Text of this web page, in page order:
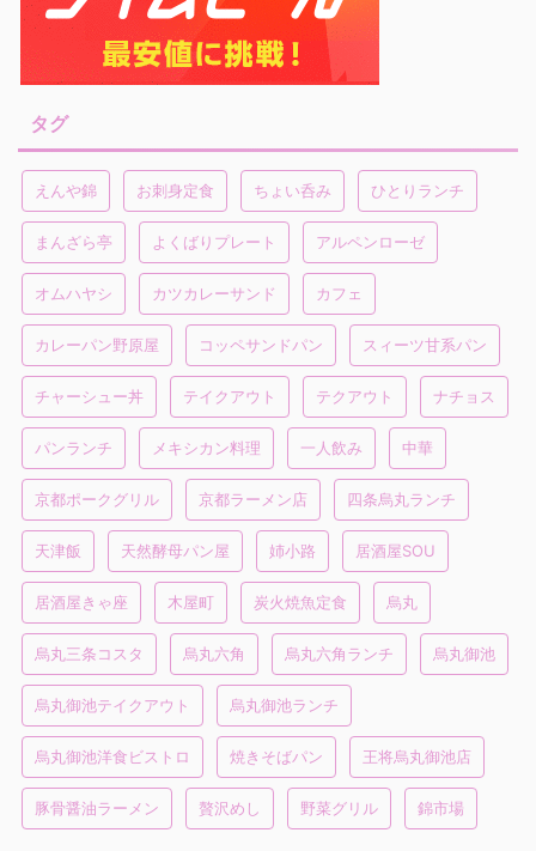
タグ
えんや錦 お刺身定食 ちょい呑み ひとりランチ
まんざら亭 よくばりプレート アルペンローゼ
オムハヤシ カツカレーサンド カフェ
カレーパン野原屋 コッペサンドパン スィーツ甘系パン
チャーシュー丼 テイクアウト テクアウト ナチョス
パンランチ メキシカン料理 一人飲み 中華
京都ポークグリル 京都ラーメン店 四条烏丸ランチ
天津飯 天然酵母パン屋 姉小路 居酒屋SOU
居酒屋きゃ座 木屋町 炭火焼魚定食 烏丸
烏丸三条コスタ 烏丸六角 烏丸六角ランチ 烏丸御池
烏丸御池テイクアウト 烏丸御池ランチ
烏丸御池洋食ビストロ 焼きそばパン 王将烏丸御池店
豚骨醤油ラーメン 贅沢めし 野菜グリル 錦市場